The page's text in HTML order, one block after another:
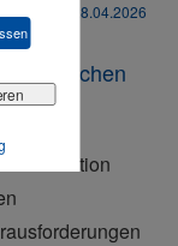
28.04.2026
der Sektion